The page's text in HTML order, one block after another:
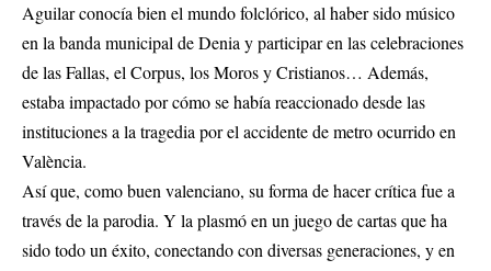
Aguilar conocía bien el mundo folclórico, al haber sido músico
en la banda municipal de Denia y participar en las celebraciones
de las Fallas, el Corpus, los Moros y Cristianos… Además,
estaba impactado por cómo se había reaccionado desde las
instituciones a la tragedia por el accidente de metro ocurrido en
València.
Así que, como buen valenciano, su forma de hacer crítica fue a
través de la parodia. Y la plasmó en un juego de cartas que ha
sido todo un éxito, conectando con diversas generaciones, y en